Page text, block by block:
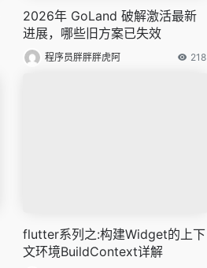
2026年 GoLand 破解激活最新
进展，哪些旧方案已失效
程序员胖胖胖虎阿 218
flutter系列之:构建Widget的上下
文环境BuildContext详解